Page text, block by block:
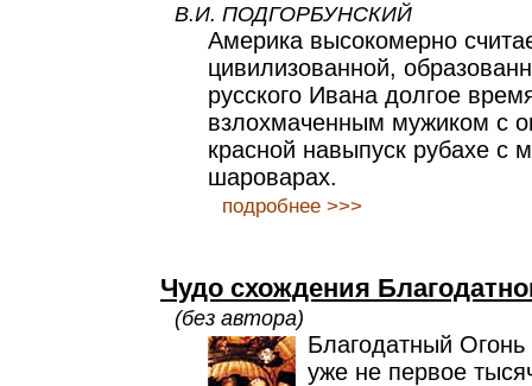
В.И. ПОДГОРБУНСКИЙ
Америка высокомерно
цивилизованной,
русского Ивана долгое
взлохмаченным мужиком с
красной навыпуск рубахе с
шароварах.
подробнее >>>
Чудо схождения
(без автора)
Благодатный
уже не первое